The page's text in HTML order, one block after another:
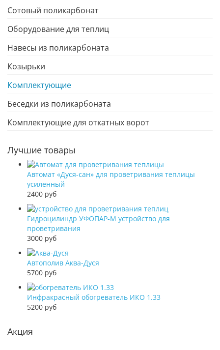
Сотовый поликарбонат
Оборудование для теплиц
Навесы из поликарбоната
Козырьки
Комплектующие
Беседки из поликарбоната
Комплектующие для откатных ворот
Лучшие товары
Автомат «Дуся-сан» для проветривания теплицы
усиленный
2400 руб
Гидроцилиндр УФОПАР-М устройство для
проветривания
3000 руб
Автополив Аква-Дуся
5700 руб
Инфракрасный обогреватель ИКО 1.33
5200 руб
Акция